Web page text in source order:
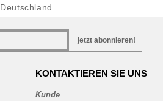
Deutschland
jetzt abonnieren!
KONTAKTIEREN SIE UNS
Kunde